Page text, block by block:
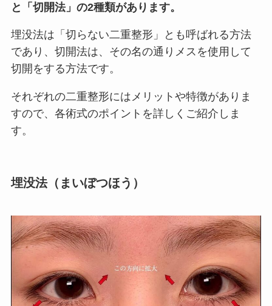
と「切開法」の2種類があります。
埋没法は「切らない二重整形」とも呼ばれる方法
であり、切開法は、その名の通りメスを使用して
切開をする方法です。
それぞれの二重整形にはメリットや特徴がありま
すので、各術式のポイントを詳しくご紹介しま
す。
埋没法（まいぼつほう）